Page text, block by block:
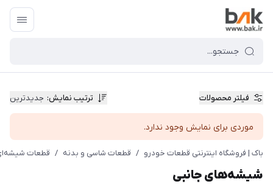
فیلتر محصولات ترتیب نمایش: جدیدترین
موردی برای نمایش وجود ندارد.
باک | فروشگاه اینترنتی قطعات خودرو / قطعات شاسی و بدنه / قطعات
شیشه‌های جانبی